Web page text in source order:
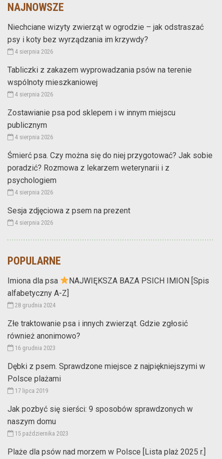
NAJNOWSZE
Niechciane wizyty zwierząt w ogrodzie – jak odstraszać
psy i koty bez wyrządzania im krzywdy?
4 sierpnia 2026
Tabliczki z zakazem wyprowadzania psów na terenie
wspólnoty mieszkaniowej
4 sierpnia 2026
Zostawianie psa pod sklepem i w innym miejscu
publicznym
4 sierpnia 2026
Śmierć psa. Czy można się do niej przygotować? Jak sobie
poradzić? Rozmowa z lekarzem weterynarii i z
psychologiem
4 sierpnia 2026
Sesja zdjęciowa z psem na prezent
4 sierpnia 2026
POPULARNE
Imiona dla psa
NAJWIĘKSZA BAZA PSICH IMION [Spis
alfabetyczny A-Z]
28 grudnia 2024
Złe traktowanie psa i innych zwierząt. Gdzie zgłosić
również anonimowo?
16 grudnia 2023
Dębki z psem. Sprawdzone miejsce z najpiękniejszymi w
Polsce plażami
17 lipca 2019
Jak pozbyć się sierści: 9 sposobów sprawdzonych w
naszym domu
15 października 2023
Plaże dla psów nad morzem w Polsce [Lista plaż 2025 r.]